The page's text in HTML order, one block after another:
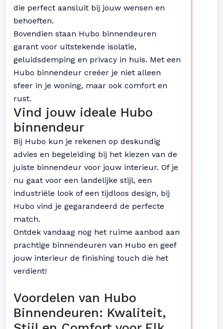
die perfect aansluit bij jouw wensen en
behoeften.
Bovendien staan Hubo binnendeuren
garant voor uitstekende isolatie,
geluidsdemping en privacy in huis. Met een
Hubo binnendeur creëer je niet alleen
sfeer in je woning, maar ook comfort en
rust.
Vind jouw ideale Hubo
binnendeur
Bij Hubo kun je rekenen op deskundig
advies en begeleiding bij het kiezen van de
juiste binnendeur voor jouw interieur. Of je
nu gaat voor een landelijke stijl, een
industriële look of een tijdloos design, bij
Hubo vind je gegarandeerd de perfecte
match.
Ontdek vandaag nog het ruime aanbod aan
prachtige binnendeuren van Hubo en geef
jouw interieur de finishing touch die het
verdient!
Voordelen van Hubo
Binnendeuren: Kwaliteit,